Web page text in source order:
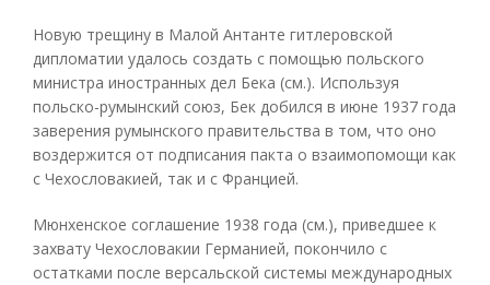
Новую трещину в Малой Антанте гитлеровской
дипломатии удалось создать с помощью польского
министра иностранных дел Бека (см.). Используя
польско-румынский союз, Бек добился в июне 1937 года
заверения румынского правительства в том, что оно
воздержится от подписания пакта о взаимопомощи как
с Чехословакией, так и с Францией.
Мюнхенское соглашение 1938 года (см.), приведшее к
захвату Чехословакии Германией, покончило с
остатками после версальской системы международных